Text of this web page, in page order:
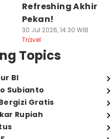
Refreshing Akhir
Pekan!
30 Jul 2026, 14:30 WIB
Travel
Topics
BI
Subianto
Gratis
Rupiah